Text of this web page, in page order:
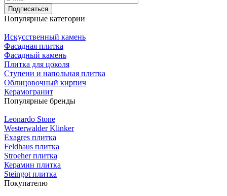
Подписаться
Популярные категории
Искусственный камень
Фасадная плитка
Фасадный камень
Плитка для цоколя
Ступени и напольная плитка
Облицовочный кирпич
Керамогранит
Популярные бренды
Leonardo Stone
Westerwalder Klinker
Exagres плитка
Feldhaus плитка
Stroeher плитка
Керамин плитка
Steingot плитка
Покупателю